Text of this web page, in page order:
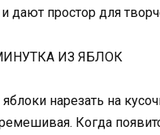
дают простор для
ИЗ ЯБЛОК
нарезать на
Когда